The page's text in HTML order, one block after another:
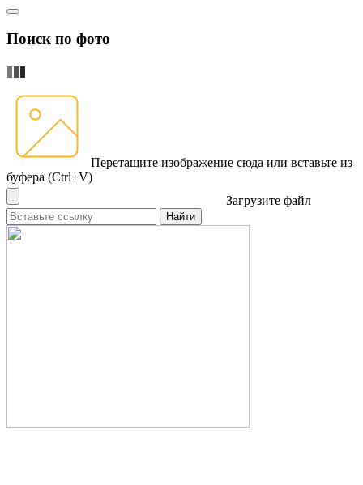
Поиск по фото
Перетащите изображение сюда или вставьте из
буфера (Ctrl+V)
Загрузите файл
Найти